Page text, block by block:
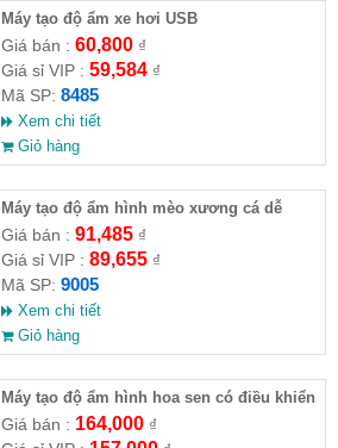
Máy tạo độ ẩm xe hơi USB
Giá bán : 60,800₫
Giá sỉ VIP : 59,584₫
Mã SP: 8485
Xem chi tiết
Giỏ hàng
Máy tạo độ ẩm hình mèo xương cá dễ
thương (kèm quạt, đèn usb, dây sạc)
Giá bán : 91,485₫
Giá sỉ VIP : 89,655₫
Mã SP: 9005
Xem chi tiết
Giỏ hàng
Máy tạo độ ẩm hình hoa sen có điều khiển
15.3x16.8cm
Giá bán : 164,000₫